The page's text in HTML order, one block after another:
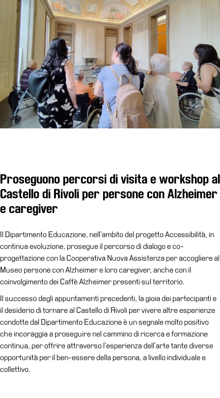
Educazione
Educazione
Dipartimento
Educazione
Formazione
Ricerca
Famiglie
Progetto
Summer
Speciali
Ricerca
Storia
Sedi
Tutte
le
sedi
Edificio
Castello
Manica
Proseguono percorsi di visita e workshop al
Castello di Rivoli per persone con Alzheimer
e caregiver
Il Dipartimento Educazione, nell’ambito del progetto Accessibilità, in
continua evoluzione, prosegue il percorso di dialogo e co-
progettazione con la Cooperativa Nuova Assistenza per accogliere al
Museo persone con Alzheimer e loro caregiver, anche con il
coinvolgimento dei Caffè Alzheimer presenti sul territorio.
Il successo degli appuntamenti precedenti, la gioia dei partecipanti e
il desiderio di tornare al Castello di Rivoli per vivere altre esperienze
condotte dal Dipartimento Educazione è un segnale molto positivo
che incoraggia a proseguire nel cammino di ricerca e formazione
continua, per offrire attraverso l’esperienza dell’arte tante diverse
opportunità per il ben-essere della persona, a livello individuale e
collettivo.